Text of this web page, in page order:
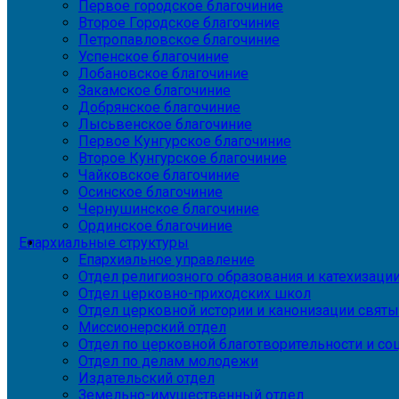
Первое городское благочиние
Второе Городское благочиние
Петропавловское благочиние
Успенское благочиние
Лобановское благочиние
Закамское благочиние
Добрянское благочиние
Лысьвенское благочиние
Первое Кунгурское благочиние
Второе Кунгурское благочиние
Чайковское благочиние
Осинское благочиние
Чернушинское благочиние
Ординское благочиние
Епархиальные структуры
Епархиальное управление
Отдел религиозного образования и
Отдел церковно-приходских школ
Отдел церковной истории и канонизации
Миссионерский отдел
Отдел по церковной благотворительности и
Отдел по делам молодежи
Издательский отдел
Земельно-имущественный отдел